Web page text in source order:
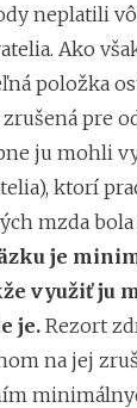
neplatili
Ako
položka
pre
ju mohli
ktorí
mzda
je
využiť ju
je. Rezort
na jej